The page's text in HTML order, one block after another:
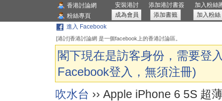
香港討論網
粉絲專頁
安裝港討
成為會員
添加港討書簽
添加書籤
加入粉絲
加入粉絲
進入 Facebook
[港討]香港討論網 是一個facebook上的香港討論區。
閣下現在是訪客身份，需要登
Facebook登入，無須注冊)
吹水台 ›› Apple iPhone 6 5S 超